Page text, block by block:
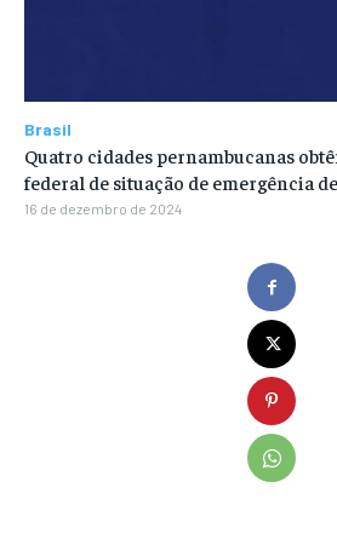
Brasil
Quatro cidades pernambucanas
federal de situação de emergência
16 de dezembro de 2024